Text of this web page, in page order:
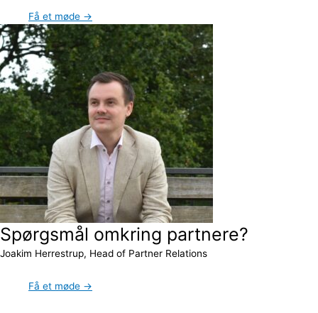
Få et møde →
Spørgsmål omkring partnere?
Joakim Herrestrup, Head of Partner Relations
Få et møde →